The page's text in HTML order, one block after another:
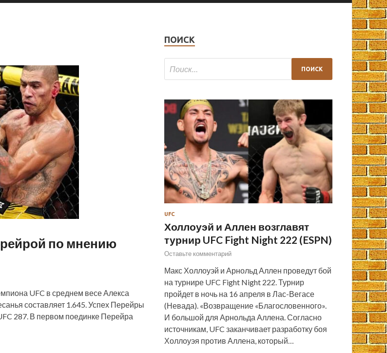
по мнению
UFC в среднем весе Алекса
составляет 1.645. Успех Перейры
287. В первом поединке Перейра
ПОИСК
UFC
Холлоуэй и Аллен возглавят
турнир UFC Fight Night 222 (ESPN)
Оставьте комментарий
Макс Холлоуэй и Арнольд Аллен проведут бой
на турнире UFC Fight Night 222. Турнир
пройдет в ночь на 16 апреля в Лас-Вегасе
(Невада). «Возвращение «Благословенного».
И большой для Арнольда Аллена. Согласно
источникам, UFC заканчивает разработку боя
Холлоуэя против Аллена, который…